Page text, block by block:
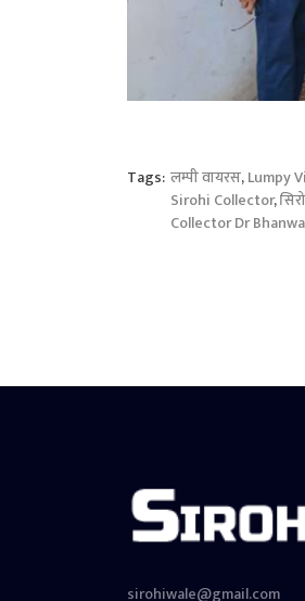
Tags: लम्पी वायरस,Lumpy
Sirohi Collector,
Collector Dr
sirohiwale@gmail.com